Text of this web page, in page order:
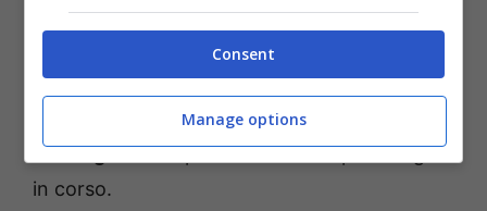
per sostituire l’indisponibileOrsolini, oppure a
sinistra con l’ex bianconero
versante opposto.
Attenzione anche aKarlssone al pimpante
Dominguezche potrebbe avere spazio a gara
in corso.
Consent
Manage options